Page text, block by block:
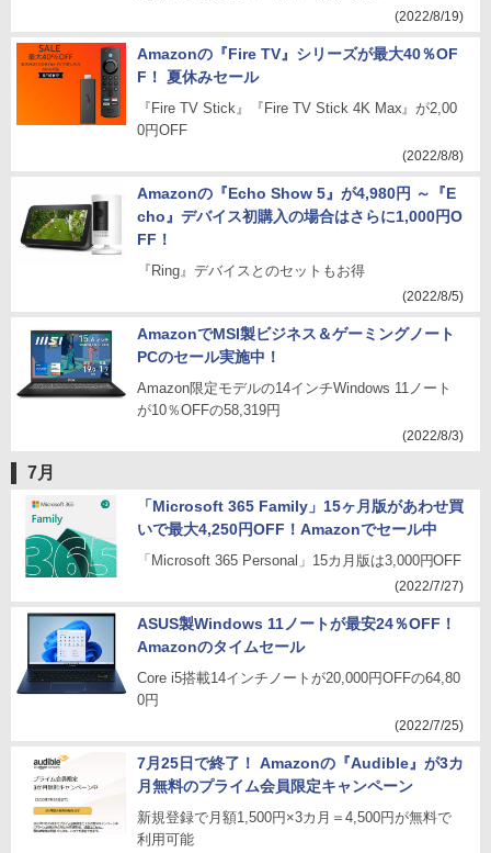
(2022/8/19)
Amazonの『Fire TV』シリーズが最大40％OF
F！ 夏休みセール
『Fire TV Stick』『Fire TV Stick 4K Max』が2,00
0円OFF
(2022/8/8)
Amazonの『Echo Show 5』が4,980円 ～『E
cho』デバイス初購入の場合はさらに1,000円O
FF！
『Ring』デバイスとのセットもお得
(2022/8/5)
AmazonでMSI製ビジネス＆ゲーミングノート
PCのセール実施中！
Amazon限定モデルの14インチWindows 11ノート
が10％OFFの58,319円
(2022/8/3)
7月
「Microsoft 365 Family」15ヶ月版があわせ買
いで最大4,250円OFF！Amazonでセール中
「Microsoft 365 Personal」15カ月版は3,000円OFF
(2022/7/27)
ASUS製Windows 11ノートが最安24％OFF！
Amazonのタイムセール
Core i5搭載14インチノートが20,000円OFFの64,80
0円
(2022/7/25)
7月25日で終了！ Amazonの『Audible』が3カ
月無料のプライム会員限定キャンペーン
新規登録で月額1,500円×3カ月＝4,500円が無料で
利用可能